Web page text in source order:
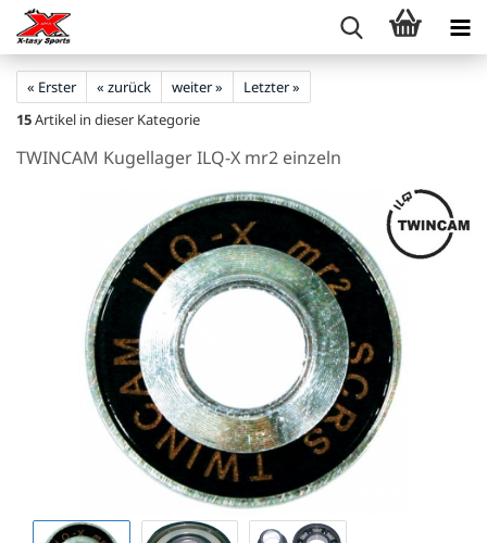
« Erster « zurück weiter »
Letzter »
15Artikel in dieser Kategorie
TWINCAM Kugellager ILQ-X mr2 einzeln